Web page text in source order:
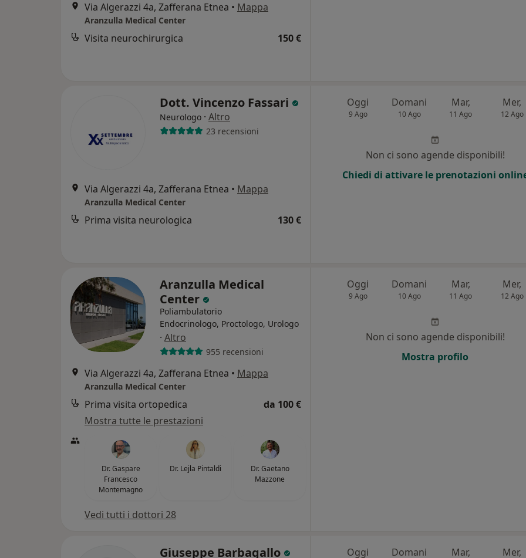
Via Algerazzi 4a, Zafferana Etnea • Mappa
Aranzulla Medical Center
Visita neurochirurgica 150 €
Dott. Vincenzo Fassari
Neurologo · Altro
23 recensioni
Via Algerazzi 4a, Zafferana Etnea • Mappa
Aranzulla Medical Center
Prima visita neurologica 130 €
Oggi
9 Ago
Domani
10 Ago
Mar,
11 Ago
Mer,
12 Ago
Non ci sono agende disponibili!
Chiedi di attivare le prenotazioni
Aranzulla Medical
Center
Poliambulatorio
Endocrinologo, Proctologo, Urologo
· Altro
955 recensioni
Via Algerazzi 4a, Zafferana Etnea • Mappa
Aranzulla Medical Center
Prima visita ortopedica
da 100 €
Mostra tutte le prestazioni
Dr. Gaspare
Francesco
Montemagno
Dr. Lejla Pintaldi
Dr. Gaetano
Mazzone
Vedi tutti i dottori 28
Oggi
9 Ago
Domani
10 Ago
Mar,
11 Ago
Mer,
12 Ago
Non ci sono agende disponibili!
Mostra profilo
Giuseppe Barbagallo Oggi Domani Mar, Mer,